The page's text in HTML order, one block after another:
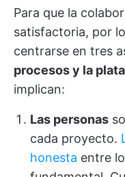
Para que la
satisfactoria, por
centrarse en tres
procesos y la
implican:
Las personas
cada proyecto.
honesta entre